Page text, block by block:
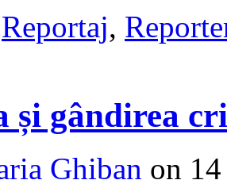
Reportaj,
și gândirea
Ghiban on